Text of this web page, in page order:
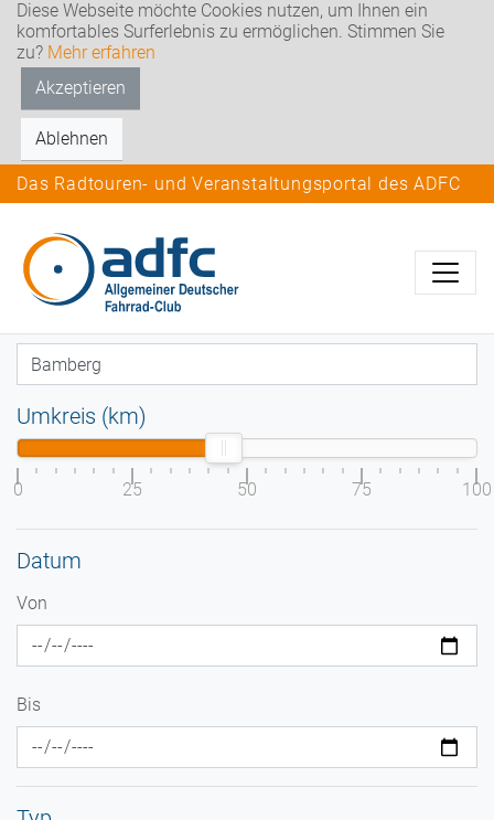
Diese Webseite möchte Cookies nutzen, um Ihnen ein
komfortables Surferlebnis zu ermöglichen. Stimmen Sie
zu? Mehr erfahren
Akzeptieren
Ablehnen
Das Radtouren- und Veranstaltungsportal des ADFC
Umkreis (km)
0 25 50 75 100
Datum
Von
Bis